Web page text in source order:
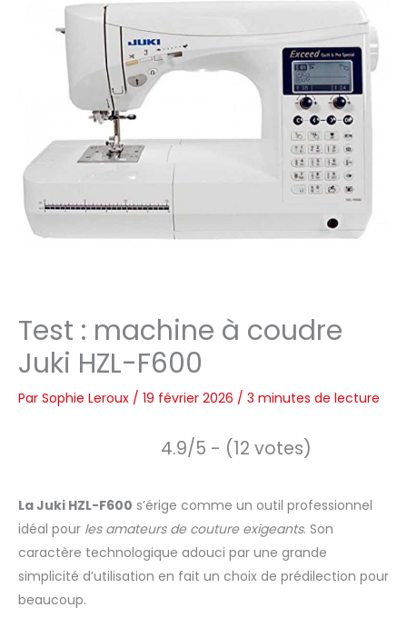
Test : machine à coudre
Juki HZL-F600
Par Sophie Leroux / 19 février 2026 / 3 minutes de lecture
4.9/5 - (12 votes)
La Juki HZL-F600 s’érige comme un outil professionnel
idéal pour les amateurs de couture exigeants. Son
caractère technologique adouci par une grande
simplicité d’utilisation en fait un choix de prédilection pour
beaucoup.